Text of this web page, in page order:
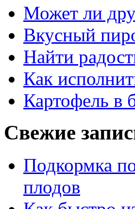
Может ли
Вкусный
Найти
Как
Картофель в
Свежие
Подкормка
плодов